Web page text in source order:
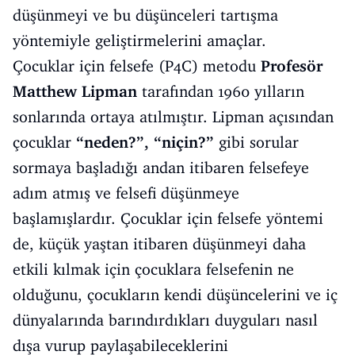
düşünmeyi ve bu düşünceleri tartışma
yöntemiyle geliştirmelerini amaçlar.
Çocuklar için felsefe (P4C) metodu Profesör
Matthew Lipman tarafından 1960 yılların
sonlarında ortaya atılmıştır. Lipman açısından
çocuklar “neden?”, “niçin?” gibi sorular
sormaya başladığı andan itibaren felsefeye
adım atmış ve felsefi düşünmeye
başlamışlardır. Çocuklar için felsefe yöntemi
de, küçük yaştan itibaren düşünmeyi daha
etkili kılmak için çocuklara felsefenin ne
olduğunu, çocukların kendi düşüncelerini ve iç
dünyalarında barındırdıkları duyguları nasıl
dışa vurup paylaşabileceklerini